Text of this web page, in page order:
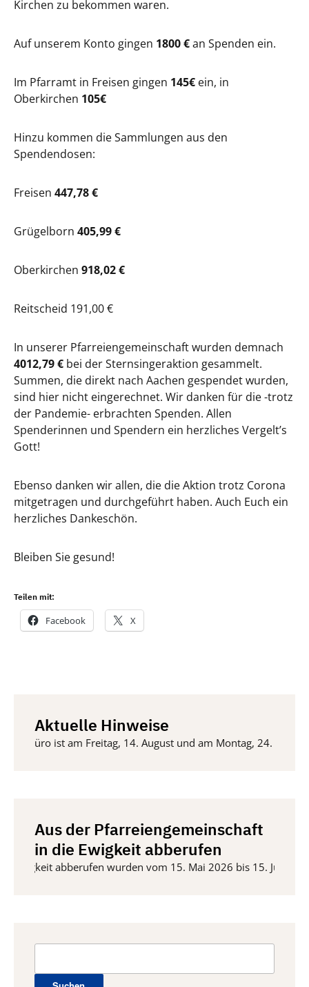
Kirchen zu bekommen waren.
Auf unserem Konto gingen 1800 €an Spenden ein.
Im Pfarramt in Freisen gingen 145€ ein, in
Oberkirchen 105€
Hinzu kommen die Sammlungen aus den
Spendendosen:
Freisen 447,78 €
Grügelborn 405,99 €
Oberkirchen 918,02 €
Reitscheid 191,00 €
In unserer Pfarreiengemeinschaft wurden demnach
4012,79 € bei der Sternsingeraktion gesammelt.
Summen, die direkt nach Aachen gespendet wurden,
sind hier nicht eingerechnet. Wir danken für die -trotz
der Pandemie- erbrachten Spenden. Allen
Spenderinnen und Spendern ein herzliches Vergelt’s
Gott!
Ebenso danken wir allen, die die Aktion trotz Corona
mitgetragen und durchgeführt haben. Auch Euch ein
herzliches Dankeschön.
Bleiben Sie gesund!
Teilen mit:
Facebook X
Aktuelle Hinweise
ist am Freitag, 14. August und am Montag, 24. August
Aus der Pfarreiengemeinschaft
in die Ewigkeit abberufen
abberufen wurden vom 15. Mai 2026 bis 15. Juni